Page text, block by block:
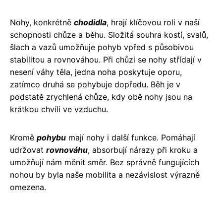
Nohy, konkrétně chodidla, hrají klíčovou roli v naší
schopnosti chůze a běhu. Složitá souhra kostí, svalů,
šlach a vazů umožňuje pohyb vpřed s působivou
stabilitou a rovnováhou. Při chůzi se nohy střídají v
nesení váhy těla, jedna noha poskytuje oporu,
zatímco druhá se pohybuje dopředu. Běh je v
podstatě zrychlená chůze, kdy obě nohy jsou na
krátkou chvíli ve vzduchu.
Kromě pohybu mají nohy i další funkce. Pomáhají
udržovat rovnováhu, absorbují nárazy při kroku a
umožňují nám měnit směr. Bez správně fungujících
nohou by byla naše mobilita a nezávislost výrazně
omezena.